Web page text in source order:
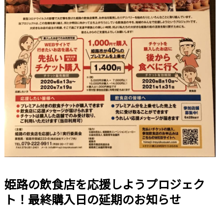
姫路の飲食店を応援しようプロジェク
ト！最終購入日の延期のお知らせ